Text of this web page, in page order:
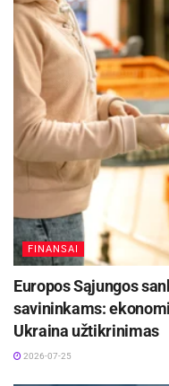
FINANSAI
Europos Sąjungos
savininkams:
Ukraina užtikrinimas
2026-07-25